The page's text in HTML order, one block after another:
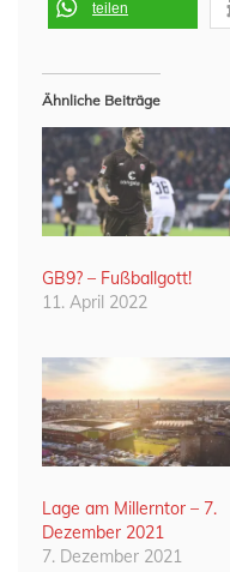
teilen
Ähnliche Beiträge
GB9? – Fußballgott!
11. April 2022
Lage am Millerntor – 7.
Dezember 2021
7. Dezember 2021